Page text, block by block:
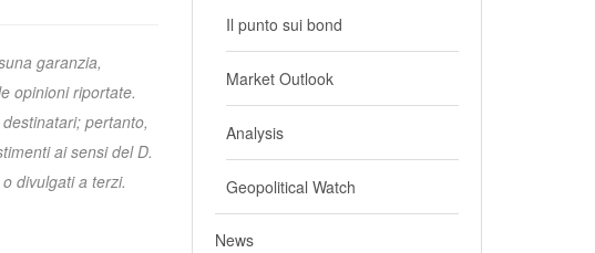
garanzia,
opinioni riportate.
pertanto,
ai sensi del D.
divulgati a terzi.
Il punto sui bond
Market Outlook
Analysis
Geopolitical Watch
News